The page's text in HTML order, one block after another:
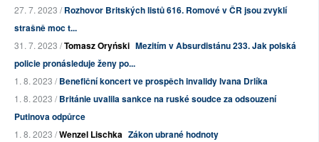
27. 7. 2023 /Rozhovor Britských listů 616. Romové v ČR jsou zvyklí
strašně moc t...
31. 7. 2023 /Tomasz Oryński Mezitím v Absurdistánu 233. Jak polská
policie pronásleduje ženy po...
1. 8. 2023 /Benefiční koncert ve prospěch invalidy Ivana Drlíka
1. 8. 2023 /Británie uvalila sankce na ruské soudce za odsouzení
Putinova odpůrce
1. 8. 2023 /Wenzel Lischka Zákon ubrané hodnoty